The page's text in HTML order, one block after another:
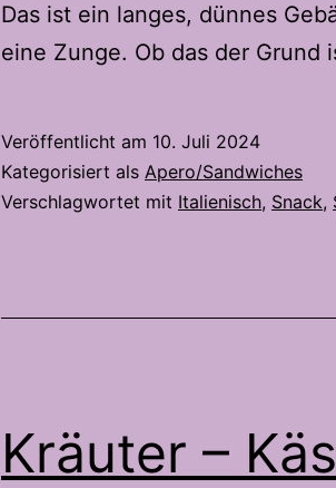
Das ist ein langes, dünnes
eine Zunge. Ob das der Grund
Veröffentlicht am 10. Juli 2024
Kategorisiert als Apero/Sandwiches
Verschlagwortet mit Italienisch, Snack,
Kräuter –